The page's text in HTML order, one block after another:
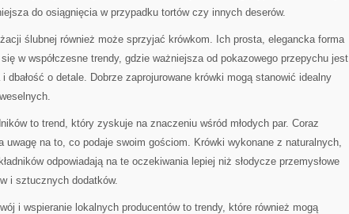
do osiągnięcia w przypadku tortów czy innych deserów.
ślubnej również może sprzyjać krówkom. Ich prosta, elegancka forma
w współczesne trendy, gdzie ważniejsza od pokazowego przepychu jest
dbałość o detale. Dobrze zaprojurowane krówki mogą stanowić idealny
to trend, który zyskuje na znaczeniu wśród młodych par. Coraz
uwagę na to, co podaje swoim gościom. Krówki wykonane z naturalnych,
odpowiadają na te oczekiwania lepiej niż słodycze przemysłowe
i sztucznych dodatków.
i wspieranie lokalnych producentów to trendy, które również mogą